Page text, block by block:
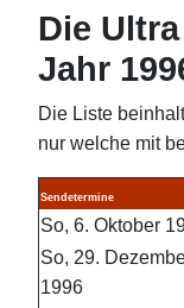
Die
Jahr
Die Liste
nur welche mit
Sendetermine
So, 6. Oktober
So, 29.
1996